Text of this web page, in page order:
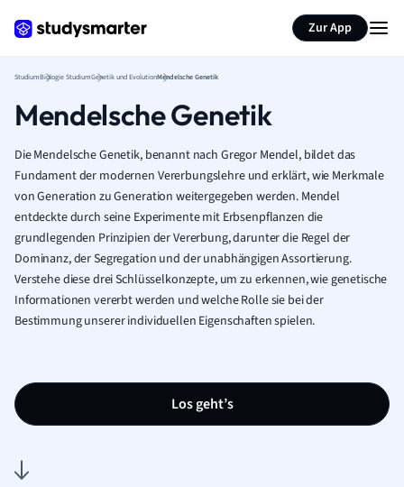
Zur App
StudiumBiologie StudiumGenetik und EvolutionMendelsche Genetik
Mendelsche Genetik
Die Mendelsche Genetik, benannt nach Gregor Mendel, bildet das
Fundament der modernen Vererbungslehre und erklärt, wie Merkmale
von Generation zu Generation weitergegeben werden. Mendel
entdeckte durch seine Experimente mit Erbsenpflanzen die
grundlegenden Prinzipien der Vererbung, darunter die Regel der
Dominanz, der Segregation und der unabhängigen Assortierung.
Verstehe diese drei Schlüsselkonzepte, um zu erkennen, wie genetische
Informationen vererbt werden und welche Rolle sie bei der
Bestimmung unserer individuellen Eigenschaften spielen.
Los geht’s